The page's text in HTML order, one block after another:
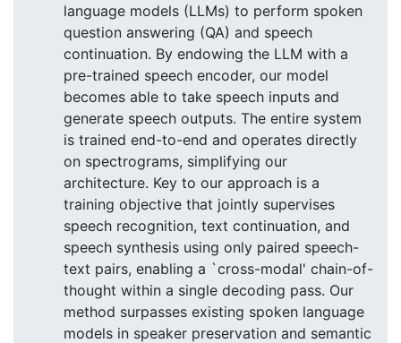
language models (LLMs) to perform spoken
question answering (QA) and speech
continuation. By endowing the LLM with a
pre-trained speech encoder, our model
becomes able to take speech inputs and
generate speech outputs. The entire system
is trained end-to-end and operates directly
on spectrograms, simplifying our
architecture. Key to our approach is a
training objective that jointly supervises
speech recognition, text continuation, and
speech synthesis using only paired speech-
text pairs, enabling a `cross-modal' chain-of-
thought within a single decoding pass. Our
method surpasses existing spoken language
models in speaker preservation and semantic